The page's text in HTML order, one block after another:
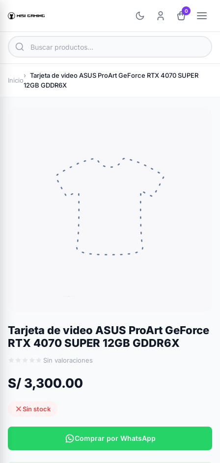
0
Inicio
Tarjeta de video ASUS ProArt GeForce RTX 4070 SUPER
12GB GDDR6X
Tarjeta de video ASUS ProArt GeForce
RTX 4070 SUPER 12GB GDDR6X
Sin valoraciones
S/ 3,300.00
Sin stock
Comprar por WhatsApp